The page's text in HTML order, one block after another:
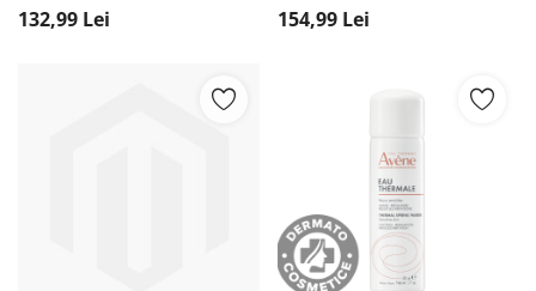
132,99 Lei 154,99 Lei